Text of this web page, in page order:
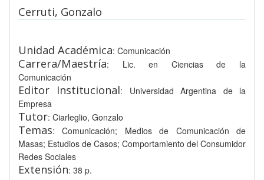
Cerruti, Gonzalo
Unidad Académica: Comunicación
Carrera/Maestría: Lic. en Ciencias de la
Comunicación
Editor Institucional: Universidad Argentina de la
Empresa
Tutor: Ciarleglio, Gonzalo
Temas: Comunicación; Medios de Comunicación de
Masas; Estudios de Casos; Comportamiento del Consumidor
Redes Sociales
Extensión: 38 p.